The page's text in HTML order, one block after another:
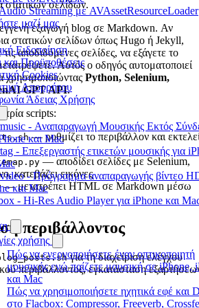
Streaming με AVAssetResourceLoader
μαζί μας
Ειδοποίηση
και Προϋποθέσεις
Cookies
Απορρήτου
Άδειας Χρήσης
- Αναπαραγωγή Μουσικής Εκτός
και Mac
- Επεξεργαστής ετικετών μουσικής για
- Πρόγραμμα αναπαραγωγής βίντεο
και Mac
- Hi-Res Audio Player για iPhone και
χρήσης
Πώς να ενεργοποιήσετε έναν οπτικοποιητή
μουσικής ενώ παίζετε μουσική σε iPhone,
και Mac
Πώς να χρησιμοποιήσετε ηχητικά εφέ και
στο Flacbox: Compressor, Freeverb,
στατικών σελίδων.
εξαγωγή blog σε Markdown. Αν
στατικών σελίδων όπως Hugo ή Jekyll,
τις αποδιδόμενες σελίδες, να εξάγετε το
Αυτός ο οδηγός αυτοματοποιεί
χρησιμοποιώντας Python, Selenium,
GPT API.
τρία scripts:
— ρυθμίζει το περιβάλλον και
— αποδίδει σελίδες με Selenium,
κατεβάζει εικόνες
— μετατρέπει HTML σε Markdown μέσω
περιβάλλοντος
για τη διαχείριση ελέγχου
περιβάλλοντος, εγκατάσταση